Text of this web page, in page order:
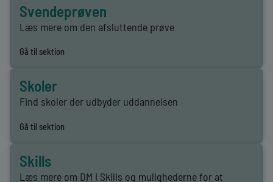
Svendeprøven
Læs mere om den afsluttende prøve
Gå til sektion
Skoler
Find skoler der udbyder uddannelsen
Gå til sektion
Skills
Læs mere om DM i Skills og mulighederne for at